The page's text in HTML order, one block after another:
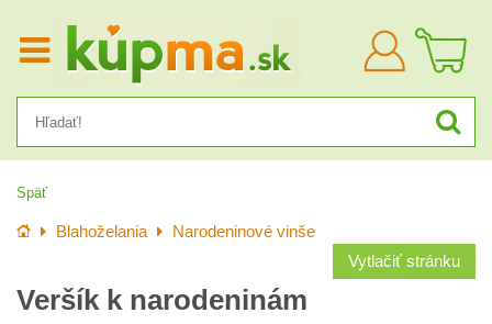
Prihlásiť
sa
Späť
Úvod Blahoželania
Narodeninové vinše
Vytlačiť stránku
Veršík k narodeninám